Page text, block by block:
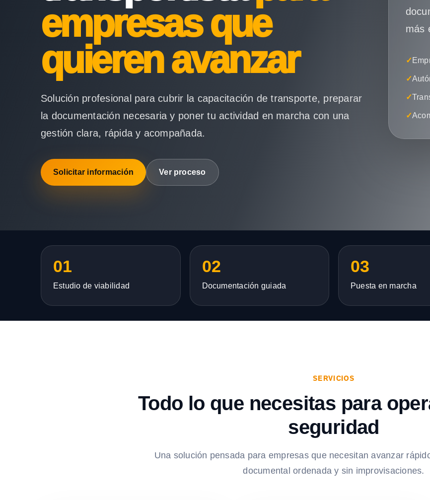
empresas que
quieren avanzar
Solución profesional para cubrir la capacitación de transporte, preparar
la documentación necesaria y poner tu actividad en marcha con una
gestión clara, rápida y acompañada.
Solicitar información Ver proceso
más
✓
✓
✓
✓
01
Estudio de viabilidad
02
Documentación guiada
03
Puesta en marcha
SERVICIOS
Todo lo que necesitas para
seguridad
Una solución pensada para empresas que necesitan avanzar
documental ordenada y sin improvisaciones.